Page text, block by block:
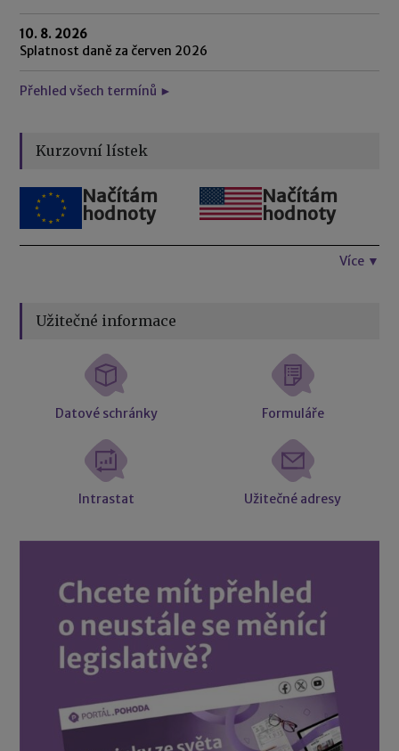
10. 8. 2026
Splatnost daně za červen 2026
Přehled všech termínů ►
Kurzovní lístek
Načítám
hodnoty
Načítám
hodnoty
Více ▼
Užitečné informace
Datové schránky Formuláře
Intrastat Užitečné adresy